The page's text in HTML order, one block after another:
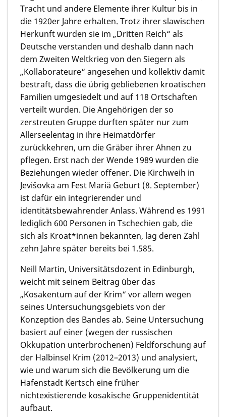
Tracht und andere Elemente ihrer Kultur bis in
die 1920er Jahre erhalten. Trotz ihrer slawischen
Herkunft wurden sie im „Dritten Reich“ als
Deutsche verstanden und deshalb dann nach
dem Zweiten Weltkrieg von den Siegern als
„Kollaborateure“ angesehen und kollektiv damit
bestraft, dass die übrig gebliebenen kroatischen
Familien umgesiedelt und auf 118 Ortschaften
verteilt wurden. Die Angehörigen der so
zerstreuten Gruppe durften später nur zum
Allerseelentag in ihre Heimatdörfer
zurückkehren, um die Gräber ihrer Ahnen zu
pflegen. Erst nach der Wende 1989 wurden die
Beziehungen wieder offener. Die Kirchweih in
Jevišovka am Fest Mariä Geburt (8. September)
ist dafür ein integrierender und
identitätsbewahrender Anlass. Während es 1991
lediglich 600 Personen in Tschechien gab, die
sich als Kroat*innen bekannten, lag deren Zahl
zehn Jahre später bereits bei 1.585.
Neill Martin, Universitätsdozent in Edinburgh,
weicht mit seinem Beitrag über das
„Kosakentum auf der Krim“ vor allem wegen
seines Untersuchungsgebiets von der
Konzeption des Bandes ab. Seine Untersuchung
basiert auf einer (wegen der russischen
Okkupation unterbrochenen) Feldforschung auf
der Halbinsel Krim (2012–2013) und analysiert,
wie und warum sich die Bevölkerung um die
Hafenstadt Kertsch eine früher
nichtexistierende kosakische Gruppenidentität
aufbaut.